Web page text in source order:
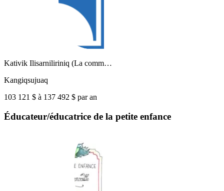
Kativik Ilisarniliriniq (La comm…
Kangiqsujuaq
103 121 $ à 137 492 $ par an
Éducateur/éducatrice de la petite enfance